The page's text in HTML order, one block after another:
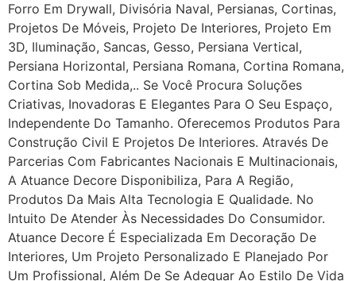
Forro Em Drywall, Divisória Naval, Persianas, Cortinas,
Projetos De Móveis, Projeto De Interiores, Projeto Em
3D, Iluminação, Sancas, Gesso, Persiana Vertical,
Persiana Horizontal, Persiana Romana, Cortina Romana,
Cortina Sob Medida,.. Se Você Procura Soluções
Criativas, Inovadoras E Elegantes Para O Seu Espaço,
Independente Do Tamanho. Oferecemos Produtos Para
Construção Civil E Projetos De Interiores. Através De
Parcerias Com Fabricantes Nacionais E Multinacionais,
A Atuance Decore Disponibiliza, Para A Região,
Produtos Da Mais Alta Tecnologia E Qualidade. No
Intuito De Atender Às Necessidades Do Consumidor.
Atuance Decore É Especializada Em Decoração De
Interiores, Um Projeto Personalizado E Planejado Por
Um Profissional, Além De Se Adequar Ao Estilo De Vida